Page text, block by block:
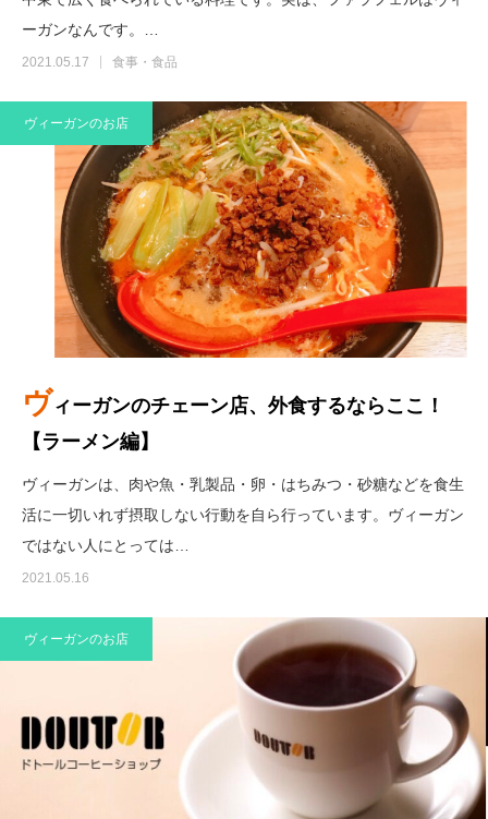
ーガンなんです。…
2021.05.17 食事・食品
ヴィーガンのお店
ヴィーガンのチェーン店、外食するならここ！
【ラーメン編】
ヴィーガンは、肉や魚・乳製品・卵・はちみつ・砂糖などを食生
活に一切いれず摂取しない行動を自ら行っています。ヴィーガン
ではない人にとっては…
2021.05.16
ヴィーガンのお店